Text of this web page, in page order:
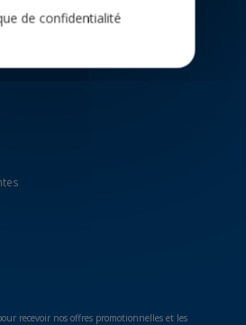
recevoir nos offres promotionnelles et les
de confidentialité